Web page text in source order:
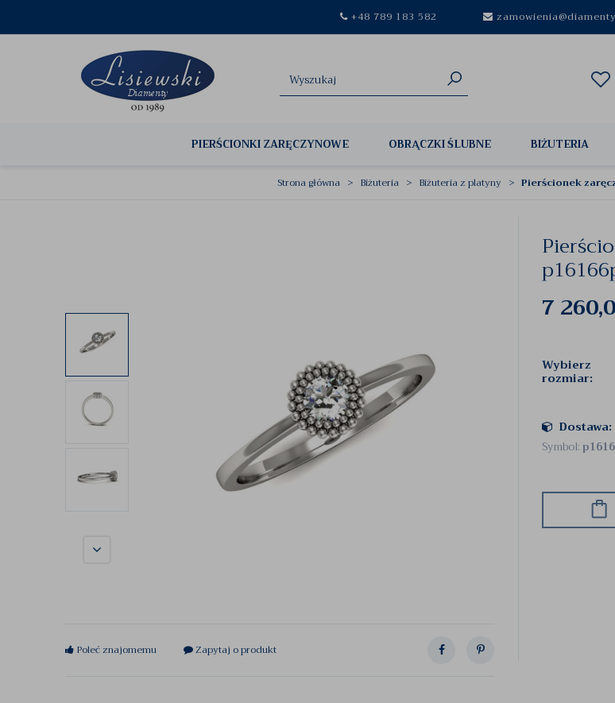
+48 789 183 582
PIERŚCIONKI ZARĘCZYNOWE OBRĄCZKI ŚLUBNE BIŻUTERIA
Strona główna Biżuteria Biżuteria z platyny Pierścionek
Poleć znajomemu Zapytaj o produkt
7
Wybierz
rozmiar:
Symbol: